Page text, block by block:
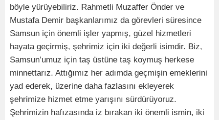
böyle yürüyebiliriz. Rahmetli Muzaffer Önder ve
Mustafa Demir başkanlarımız da görevleri süresince
Samsun için önemli işler yapmış, güzel hizmetleri
hayata geçirmiş, şehrimiz için iki değerli isimdir. Biz,
Samsun’umuz için taş üstüne taş koymuş herkese
minnettarız. Attığımız her adımda geçmişin emeklerini
yad ederek, üzerine daha fazlasını ekleyerek
şehrimize hizmet etme yarışını sürdürüyoruz.
Şehrimizin hafızasında iz bırakan iki önemli ismin, iki